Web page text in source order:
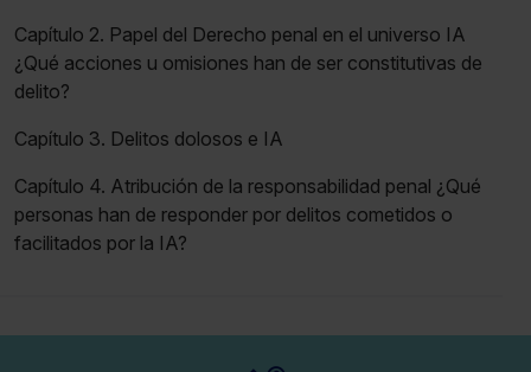
Capítulo 2. Papel del Derecho penal en el universo IA
¿Qué acciones u omisiones han de ser constitutivas de
delito?
Capítulo 3. Delitos dolosos e IA
Capítulo 4. Atribución de la responsabilidad penal ¿Qué
personas han de responder por delitos cometidos o
facilitados por la IA?